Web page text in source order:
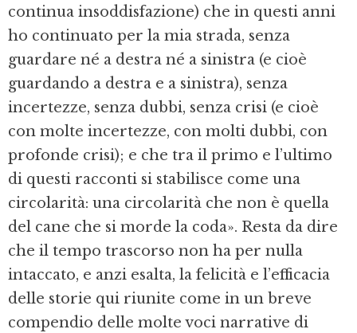
continua insoddisfazione) che in questi anni
ho continuato per la mia strada, senza
guardare né a destra né a sinistra (e cioè
guardando a destra e a sinistra), senza
incertezze, senza dubbi, senza crisi (e cioè
con molte incertezze, con molti dubbi, con
profonde crisi); e che tra il primo e l’ultimo
di questi racconti si stabilisce come una
circolarità: una circolarità che non è quella
del cane che si morde la coda». Resta da dire
che il tempo trascorso non ha per nulla
intaccato, e anzi esalta, la felicità e l’efficacia
delle storie qui riunite come in un breve
compendio delle molte voci narrative di